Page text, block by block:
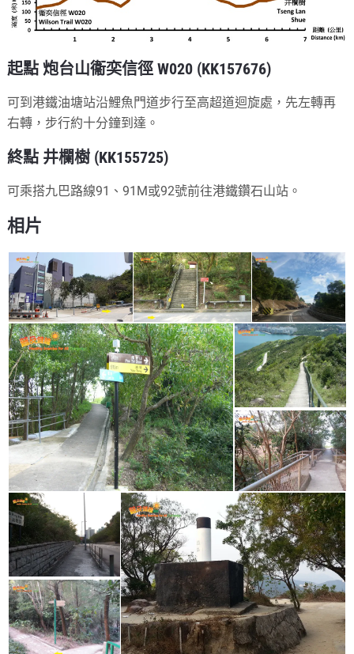
起點 炮台山衞奕信徑 W020 (KK157676)
可到港鐵油塘站沿鯉魚門道步行至高超道迴旋處，先左轉再
右轉，步行約十分鐘到達。
終點 井欄樹 (KK155725)
可乘搭九巴路線91、91M或92號前往港鐵鑽石山站。
相片